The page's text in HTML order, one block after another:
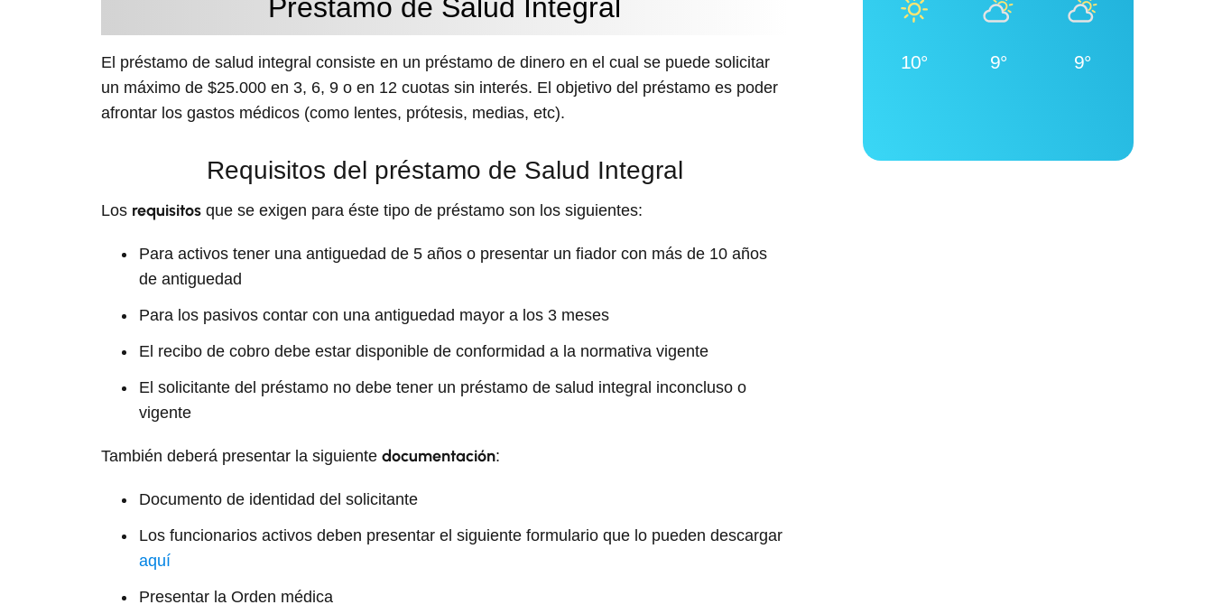
Préstamo de Salud Integral
El préstamo de salud integral consiste en un préstamo de dinero en el cual se puede solicitar
un máximo de $25.000 en 3, 6, 9 o en 12 cuotas sin interés. El objetivo del préstamo es poder
afrontar los gastos médicos (como lentes, prótesis, medias, etc).
Requisitos del préstamo de Salud Integral
Los requisitos que se exigen para éste tipo de préstamo son los siguientes:
Para activos tener una antiguedad de 5 años o presentar un fiador con más de 10 años
de antiguedad
Para los pasivos contar con una antiguedad mayor a los 3 meses
El recibo de cobro debe estar disponible de conformidad a la normativa vigente
El solicitante del préstamo no debe tener un préstamo de salud integral inconcluso o
vigente
También deberá presentar la siguiente documentación:
Documento de identidad del solicitante
Los funcionarios activos deben presentar el siguiente formulario que lo pueden descargar
aquí
Presentar la Orden médica
10° 9° 9°